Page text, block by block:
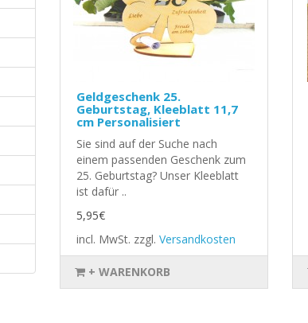
Geldgeschenk 25.
Geburtstag, Kleeblatt 11,7
cm Personalisiert
Sie sind auf der Suche nach
einem passenden Geschenk zum
25. Geburtstag? Unser Kleeblatt
ist dafür ..
5,95€
incl. MwSt. zzgl. Versandkosten
+ WARENKORB